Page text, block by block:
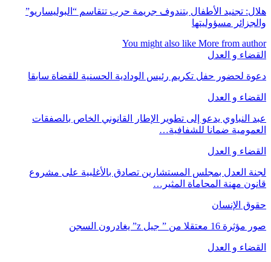
هلال: تجنيد الأطفال بتندوف جريمة حرب تتقاسم “البوليساريو”
والجزائر مسؤوليتها
You might also like More from author
القضاء و العدل
دعوة لحضور حفل تكريم رئيس الودادية الحسنية للقضاة سابقا
القضاء و العدل
عبد النباوي يدعو إلى تطوير الإطار القانوني الخاص بالصفقات
العمومية ضمانا للشفافية…
القضاء و العدل
لجنة العدل بمجلس المستشارين تصادق بالأغلبية على مشروع
قانون مهنة المحاماة المثير…
حقوق الإنسان
صور مؤثرة 16 معتقلا من ” جيل z” يغادرون السجن
القضاء و العدل